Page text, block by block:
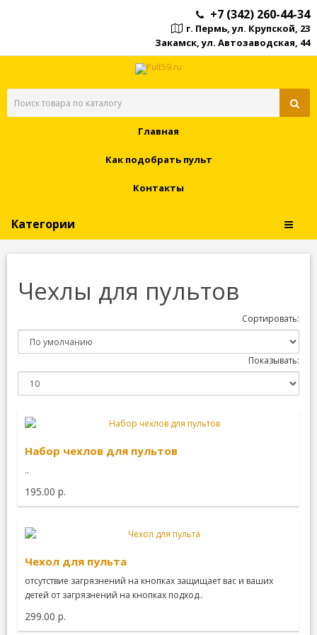
+7 (342) 260-44-34
г. Пермь, ул. Крупской, 23
Закамск, ул. Автозаводская, 44
Главная
Как подобрать пульт
Контакты
Категории
Чехлы для пультов
Сортировать:
Показывать:
Набор чехлов для пультов
..
195.00 р.
Чехол для пульта
отсутствие загрязнений на кнопках защищает вас и ваших
детей от загрязнений на кнопках подход..
299.00 р.